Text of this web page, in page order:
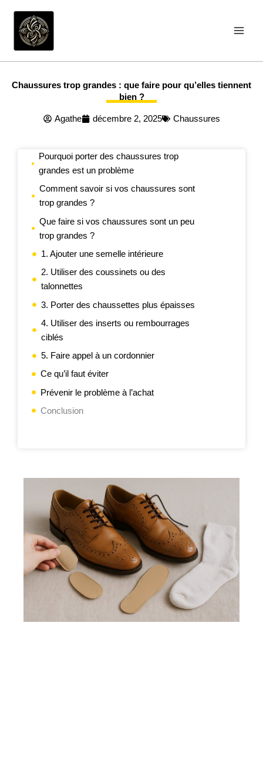
contenu
Chaussures trop grandes : que faire pour qu’elles tiennent
bien ?
Agathe décembre 2, 2025 Chaussures
Pourquoi porter des chaussures trop
grandes est un problème
Comment savoir si vos chaussures sont
trop grandes ?
Que faire si vos chaussures sont un peu
trop grandes ?
1. Ajouter une semelle intérieure
2. Utiliser des coussinets ou des
talonnettes
3. Porter des chaussettes plus épaisses
4. Utiliser des inserts ou rembourrages
ciblés
5. Faire appel à un cordonnier
Ce qu’il faut éviter
Prévenir le problème à l’achat
Conclusion